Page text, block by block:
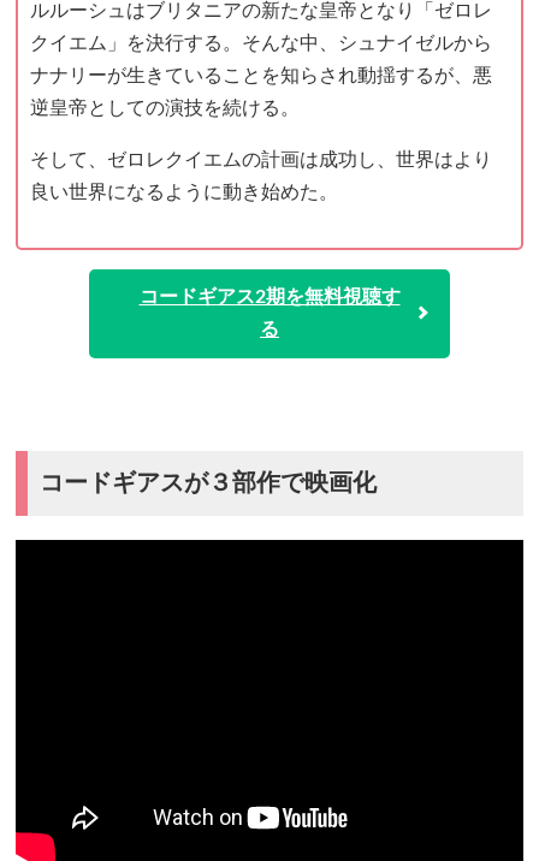
ルルーシュはブリタニアの新たな皇帝となり「ゼロレ
クイエム」を決行する。そんな中、シュナイゼルから
ナナリーが生きていることを知らされ動揺するが、悪
逆皇帝としての演技を続ける。
そして、ゼロレクイエムの計画は成功し、世界はより
良い世界になるように動き始めた。
コードギアス2期を無料視聴す
る
コードギアスが３部作で映画化